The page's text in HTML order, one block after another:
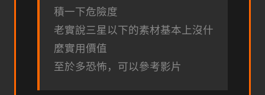
積一下危險度
老實說三星以下的素材基本上沒什
麼實用價值
至於多恐怖，可以參考影片